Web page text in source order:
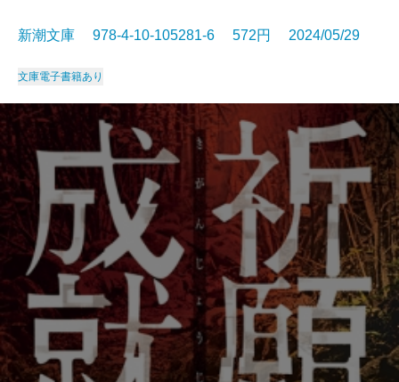
新潮文庫 978-4-10-105281-6 572円 2024/05/29
文庫電子書籍あり